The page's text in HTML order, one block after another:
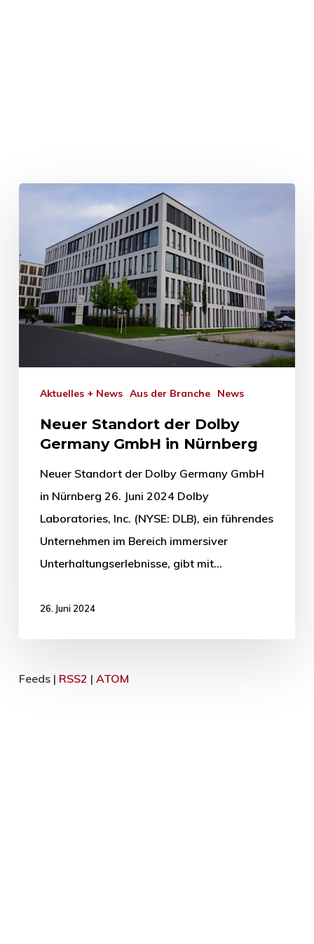
Aktuelles + News Aus der Branche News
Neuer Standort der Dolby
Germany GmbH in Nürnberg
Neuer Standort der Dolby Germany GmbH
in Nürnberg 26. Juni 2024 Dolby
Laboratories, Inc. (NYSE: DLB), ein führendes
Unternehmen im Bereich immersiver
Unterhaltungserlebnisse, gibt mit…
26. Juni 2024
Feeds | RSS2 | ATOM